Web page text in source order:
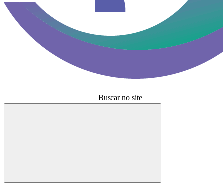
Buscar no site
Buscar